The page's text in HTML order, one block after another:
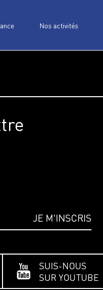
Nos activités
SUIS-NOUS
SUR YOUTUBE